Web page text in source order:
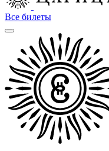
Все билеты